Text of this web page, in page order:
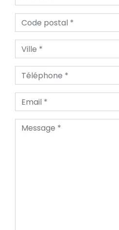
Code postal
Ville
Téléphone
Email
Message